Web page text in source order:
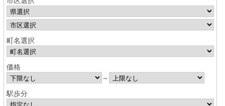
町名選択
価格
～
駅歩分